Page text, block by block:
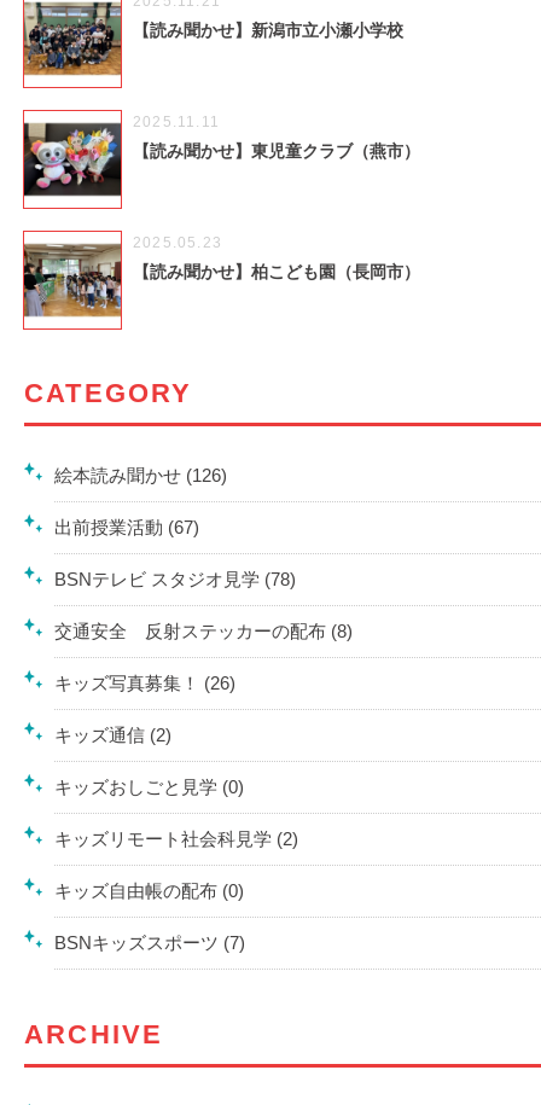
【読み聞かせ】新潟市立小瀬小学校
2025.11.11
【読み聞かせ】東児童クラブ（燕市）
2025.05.23
【読み聞かせ】柏こども園（長岡市）
CATEGORY
絵本読み聞かせ (126)
出前授業活動 (67)
BSNテレビ スタジオ見学 (78)
交通安全 反射ステッカーの配布 (8)
キッズ写真募集！ (26)
キッズ通信 (2)
キッズおしごと見学 (0)
キッズリモート社会科見学 (2)
キッズ自由帳の配布 (0)
BSNキッズスポーツ (7)
ARCHIVE